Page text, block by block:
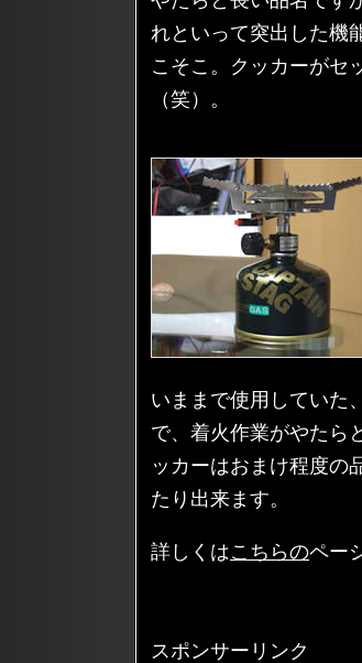
れといって突出した機
こそこ。クッカーがセ
（笑）。
いままで使用していた
で、着火作業がやたら
ッカーはおまけ程度の
たり出来ます。
詳しくはこちらのペー
スポンサーリンク